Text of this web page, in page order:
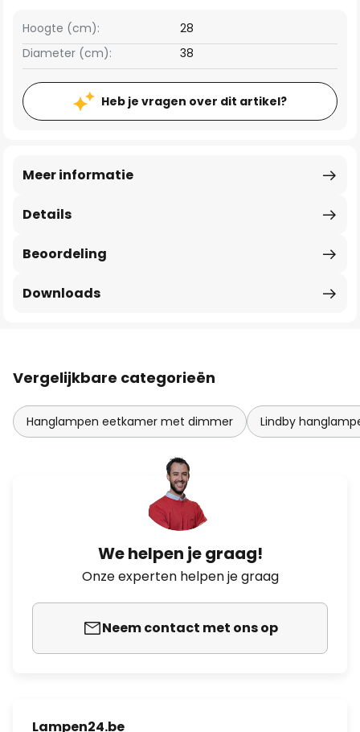
Hoogte (cm):
28
Diameter (cm):
38
Heb je vragen over dit artikel?
Details
Meer informatie
Beoordeling
Downloads
Vergelijkbare categorieën
Hanglampen eetkamer met dimmer Lindby
We helpen je graag!
Onze experten helpen je graag
Neem contact met ons op
Lampen24.be